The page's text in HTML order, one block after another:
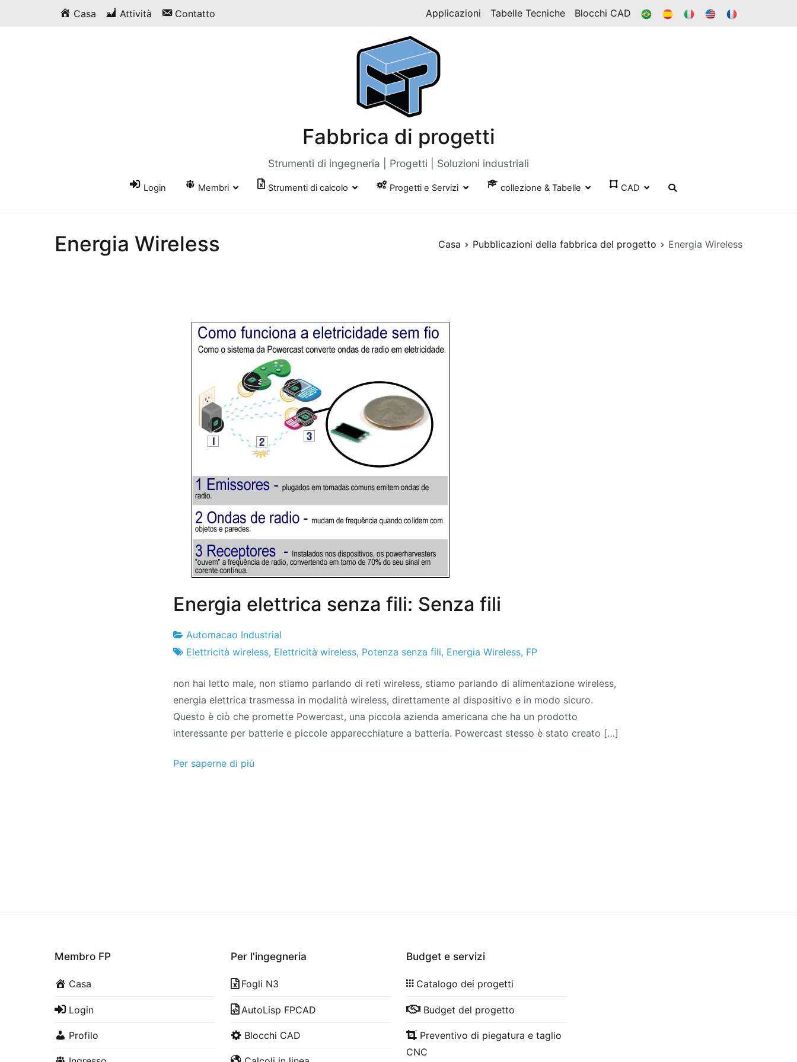
Casa Attività Contatto Applicazioni Tabelle Tecniche Blocchi CAD BR ES ESSO
Fabbrica di progetti
Strumenti di ingegneria | Progetti | Soluzioni industriali
Login Membri Strumenti di calcolo Progetti e Servizi collezione & Tabelle CAD
Energia Wireless Casa Pubblicazioni della fabbrica del progetto Energia Wireless
Energia elettrica senza fili: Senza fili
Fabbrica
progetti
20
2010
Automacao Industrial
Elettricità wireless, Elettricità wireless, Potenza senza fili, Energia Wireless, FP
non hai letto male, non stiamo parlando di reti wireless, stiamo parlando di alimentazione wireless,
energia elettrica trasmessa in modalità wireless, direttamente al dispositivo e in modo sicuro.
Questo è ciò che promette Powercast, una piccola azienda americana che ha un prodotto
interessante per batterie e piccole apparecchiature a batteria. Powercast stesso è stato creato […]
Per saperne di più
Membro FP
Casa
Login
Profilo
Per l'ingegneria
Fogli N3
AutoLisp FPCAD
Blocchi CAD
Budget e servizi
Catalogo dei progetti
Budget del progetto
Preventivo di piegatura e taglio
CNC